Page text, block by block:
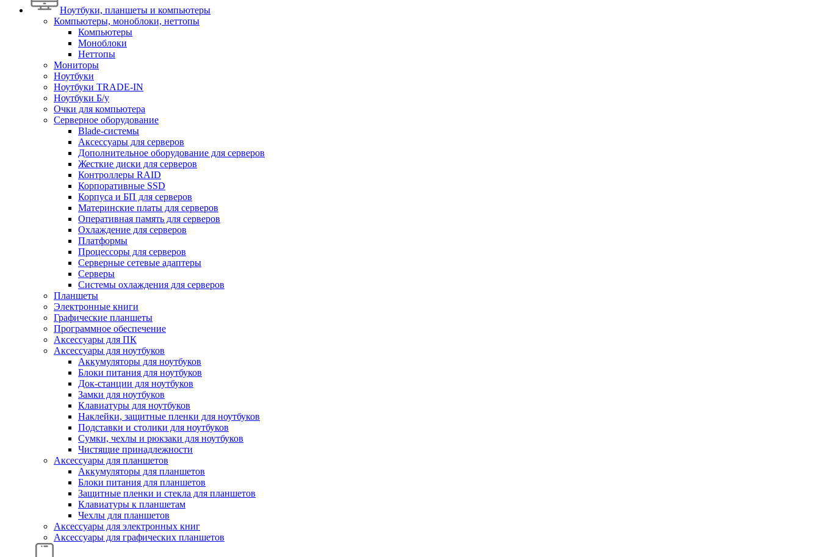
Ноутбуки, планшеты и компьютеры
Компьютеры, моноблоки, неттопы
Компьютеры
Моноблоки
Неттопы
Мониторы
Ноутбуки
Ноутбуки TRADE-IN
Ноутбуки Б/у
Очки для компьютера
Серверное оборудование
Blade-системы
Аксессуары для серверов
Дополнительное оборудование для серверов
Жесткие диски для серверов
Контроллеры RAID
Корпоративные SSD
Корпуса и БП для серверов
Материнские платы для серверов
Оперативная память для серверов
Охлаждение для серверов
Платформы
Процессоры для серверов
Серверные сетевые адаптеры
Серверы
Системы охлаждения для серверов
Планшеты
Электронные книги
Графические планшеты
Программное обеспечение
Аксессуары для ПК
Аксессуары для ноутбуков
Аккумуляторы для ноутбуков
Блоки питания для ноутбуков
Док-станции для ноутбуков
Замки для ноутбуков
Клавиатуры для ноутбуков
Наклейки, защитные пленки для ноутбуков
Подставки и столики для ноутбуков
Сумки, чехлы и рюкзаки для ноутбуков
Чистящие принадлежности
Аксессуары для планшетов
Аккумуляторы для планшетов
Блоки питания для планшетов
Защитные пленки и стекла для планшетов
Клавиатуры к планшетам
Чехлы для планшетов
Аксессуары для электронных книг
Аксессуары для графических планшетов